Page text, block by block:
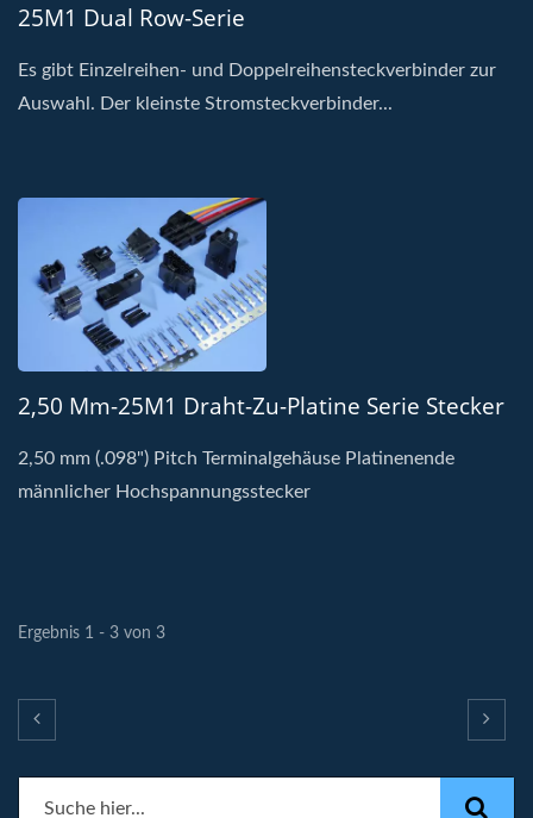
25M1 Dual Row-Serie
Es gibt Einzelreihen- und Doppelreihensteckverbinder zur
Auswahl. Der kleinste Stromsteckverbinder...
2,50 Mm-25M1 Draht-Zu-Platine Serie Stecker
2,50 mm (.098") Pitch Terminalgehäuse Platinenende
männlicher Hochspannungsstecker
Ergebnis 1 - 3 von 3